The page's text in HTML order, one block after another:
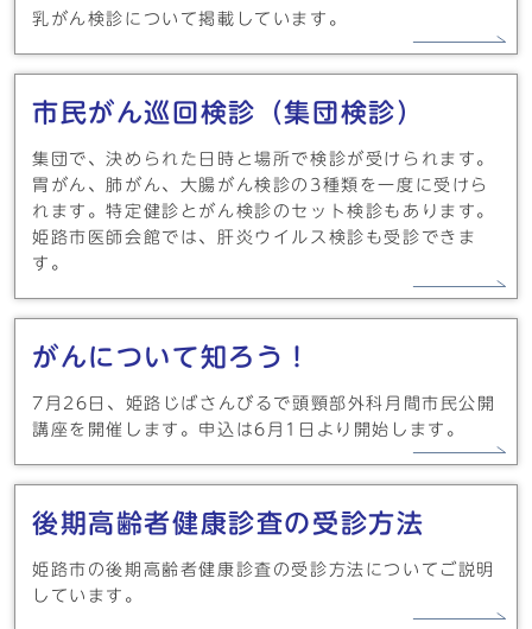
乳がん検診について掲載しています。
市民がん巡回検診（集団検診）
集団で、決められた日時と場所で検診が受けられます。
胃がん、肺がん、大腸がん検診の3種類を一度に受けら
れます。特定健診とがん検診のセット検診もあります。
姫路市医師会館では、肝炎ウイルス検診も受診できま
す。
がんについて知ろう！
7月26日、姫路じばさんびるで頭頸部外科月間市民公開
講座を開催します。申込は6月1日より開始します。
後期高齢者健康診査の受診方法
姫路市の後期高齢者健康診査の受診方法についてご説明
しています。